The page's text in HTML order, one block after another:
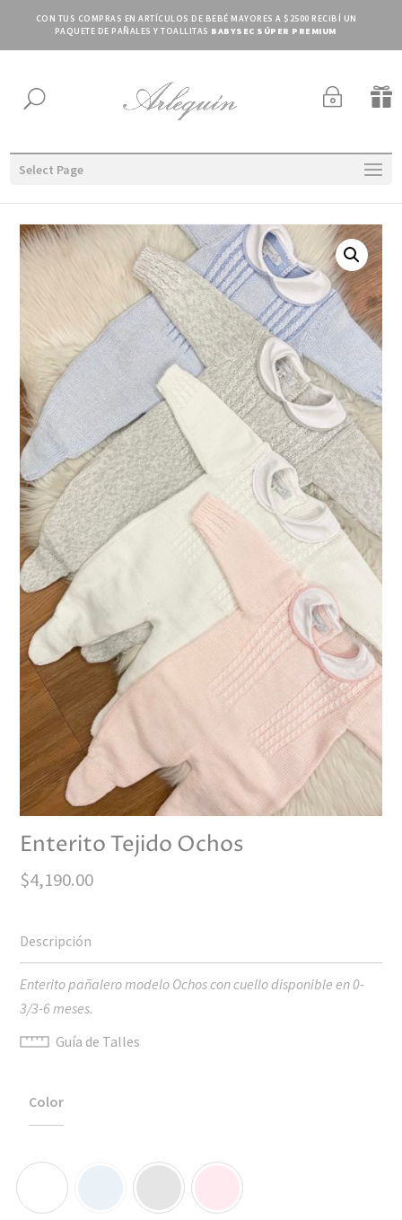
CON TUS COMPRAS EN ARTÍCULOS DE BEBÉ MAYORES A $2500 RECIBÍ UN
PAQUETE DE PAÑALES Y TOALLITAS BABYSEC SÚPER PREMIUM
U ~ 
Select Page
Enterito Tejido Ochos
$4,190.00
Enterito pañalero modelo Ochos con cuello disponible en 0-
3/3-6 meses.
Guía de Talles
Color